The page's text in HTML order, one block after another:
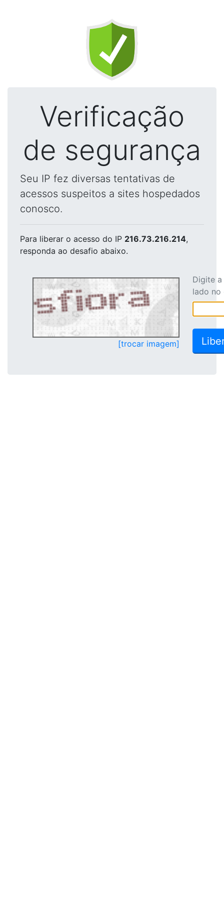
Verificação
de segurança
Seu IP fez diversas tentativas de
acessos suspeitos a sites hospedados
conosco.
Para liberar o acesso do IP 216.73.216.214,
responda ao desafio abaixo.
[trocar imagem]
Digite
lado no